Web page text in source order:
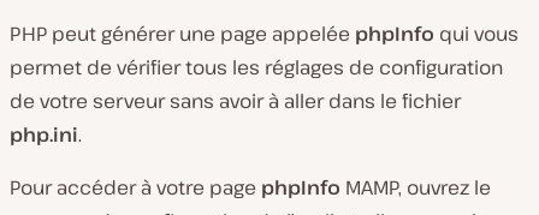
PHP peut générer une page appelée phpInfo qui vous
permet de vérifier tous les réglages de configuration
de votre serveur sans avoir à aller dans le fichier
php.ini.
Pour accéder à votre page phpInfo MAMP, ouvrez le